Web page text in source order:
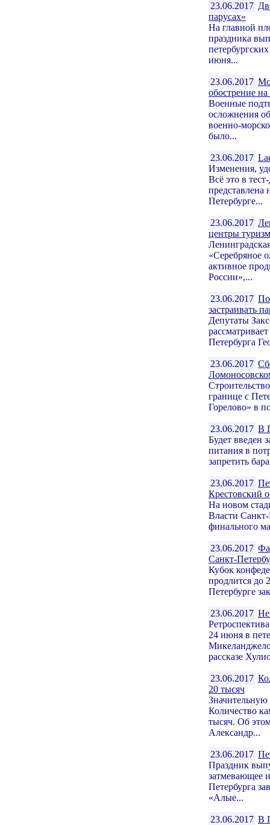
23.06.2017
парусах»
На главной
праздника
июня...
23.06.2017
обострение на
Военные
осложнения
военно-
было...
23.06.2017
Изменения,
Всё это в
Петербурге...
23.06.2017
центры
«Серебряное
активное
России»,...
23.06.2017
застраивать
Депутаты
Петербурга
23.06.2017
границе с
Горелово» в
23.06.2017 В
Будет введен
питания в
запретить
23.06.2017
Крестовский
На новом
Власти Санкт-
финального
23.06.2017
Санкт-
Кубок
продлится
Петербурге
23.06.2017
24 июня в
рассказе
23.06.2017
20 тысяч
Количество
тысяч. Об
Александр...
23.06.2017
Праздник
затмевающее
Петербурга
«Алые...
23.06.2017 В